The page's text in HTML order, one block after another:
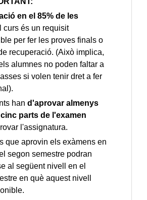
en el 85% de les
curs és un requisit
per fer les proves finals o
recuperació. (Això implica,
alumnes no poden faltar a
si volen tenir dret a fer
han d'aprovar almenys
parts de l'examen
l'assignatura.
que aprovin els exàmens en
segon semestre podran
al següent nivell en el
en què aquest nivell